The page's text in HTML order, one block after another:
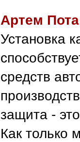
Артем
Установка
средств
защита -
Как только